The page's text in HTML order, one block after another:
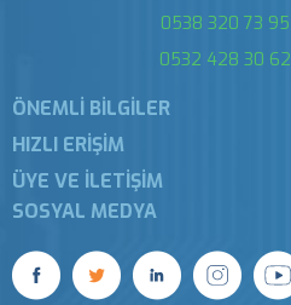
0538 320 73 95
0532 428 30 62
ÖNEMLI BILGILER
HIZLI ERIŞIM
ÜYE VE İLETIŞIM
SOSYAL MEDYA